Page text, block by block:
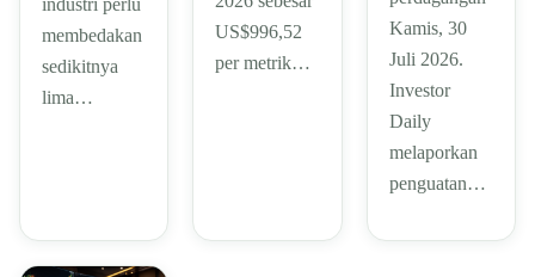
industri perlu
membedakan
sedikitnya
lima…
US$996,52
per metrik…
Kamis, 30
Juli 2026.
Investor
Daily
melaporkan
penguatan…